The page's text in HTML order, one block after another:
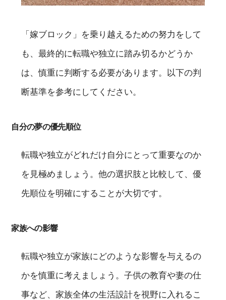
「嫁ブロック」を乗り越えるための努力をして
も、最終的に転職や独立に踏み切るかどうか
は、慎重に判断する必要があります。以下の判
断基準を参考にしてください。
自分の夢の優先順位
転職や独立がどれだけ自分にとって重要なのか
を見極めましょう。他の選択肢と比較して、優
先順位を明確にすることが大切です。
家族への影響
転職や独立が家族にどのような影響を与えるの
かを慎重に考えましょう。子供の教育や妻の仕
事など、家族全体の生活設計を視野に入れるこ